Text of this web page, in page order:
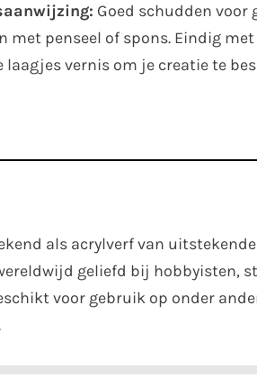
Goed schudden voor
met penseel of spons. Eindig met
laagjes vernis om je creatie te
als acrylverf van
geliefd bij hobbyisten,
voor gebruik op onder